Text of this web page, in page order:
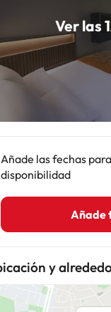
Ver las
Añade las fechas
disponibilidad
Añade
y